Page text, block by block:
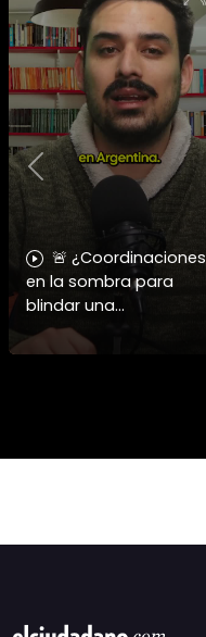
🚨 ¿Coordinaciones
en la sombra para
blindar una
candidatura
presidencial? Nuevos
Previous